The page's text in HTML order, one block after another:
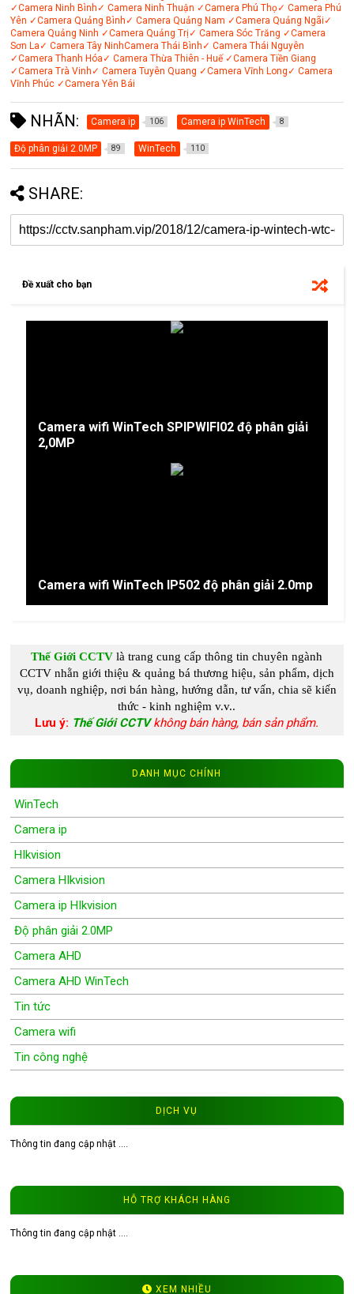
✓Camera Ninh Bình ✓ Camera Ninh Thuận ✓Camera Phú Thọ✓ Camera Phú
Yên ✓Camera Quảng Bình ✓ Camera Quảng Nam ✓Camera Quảng Ngãi ✓
Camera Quảng Ninh ✓Camera Quảng Trị ✓ Camera Sóc Trăng ✓Camera
Sơn La ✓ Camera Tây NinhCamera Thái Bình ✓ Camera Thái Nguyên
✓Camera Thanh Hóa ✓ Camera Thừa Thiên - Huế ✓Camera Tiền Giang
✓Camera Trà Vinh ✓ Camera Tuyên Quang ✓Camera Vĩnh Long ✓ Camera
Vĩnh Phúc ✓Camera Yên Bái
NHÃN: Camera ip 106 Camera ip WinTech 8
Độ phân giải 2.0MP 89 WinTech 110
SHARE:
Đề xuất cho bạn
Camera wifi WinTech SPIPWIFI02 độ phân giải
2,0MP
Camera wifi WinTech IP502 độ phân giải 2.0mp
Thế Giới CCTV là trang cung cấpthông tin chuyên ngành
CCTVnhằn giới thiệu & quảng bá thương hiệu, sản phẩm, dịch
vụ, doanh nghiệp, nơi bán hàng, hướng dẫn, tư vấn, chia sẽ kiến
thức - kinh nghiệmv.v..
Lưu ý: Thế Giới CCTV không bán hàng, bán sản phẩm.
DANH MỤC CHÍNH
WinTech
Camera ip
HIkvision
Camera HIkvision
Camera ip HIkvision
Độ phân giải 2.0MP
Camera AHD
Camera AHD WinTech
Tin tức
Camera wifi
Tin công nghệ
Đầu ghi hình camera
Đầu ghi camera WinTech
DỊCH VỤ
Thông tin đang cập nhật ....
HỖ TRỢ KHÁCH HÀNG
Thông tin đang cập nhật ....
XEM NHIỀU